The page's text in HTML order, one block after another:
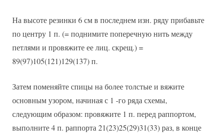
На высоте резинки 6 см в последнем изн. ряду прибавьте
по центру 1 п. (= поднимите поперечную нить между
петлями и провяжите ее лиц. скрещ.) =
89(97)105(121)129(137) п.
Затем поменяйте спицы на более толстые и вяжите
основным узором, начиная с 1 -го ряда схемы,
следующим образом: провяжите 1 п. перед раппортом,
выполните 4 п. раппорта 21(23)25(29)31(33) раз, в конце